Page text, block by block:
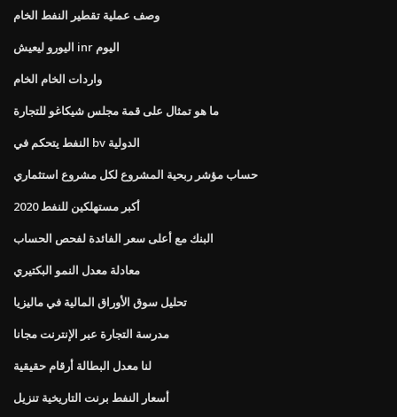
وصف عملية تقطير النفط الخام
اليورو ليعيش inr اليوم
واردات الخام الخام
ما هو تمثال على قمة مجلس شيكاغو للتجارة
النفط يتحكم في bv الدولية
حساب مؤشر ربحية المشروع لكل مشروع استثماري
أكبر مستهلكين للنفط 2020
البنك مع أعلى سعر الفائدة لفحص الحساب
معادلة معدل النمو البكتيري
تحليل سوق الأوراق المالية في ماليزيا
مدرسة التجارة عبر الإنترنت مجانا
لنا معدل البطالة أرقام حقيقية
أسعار النفط برنت التاريخية تنزيل